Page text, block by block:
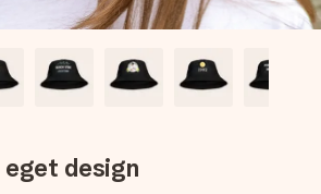
design